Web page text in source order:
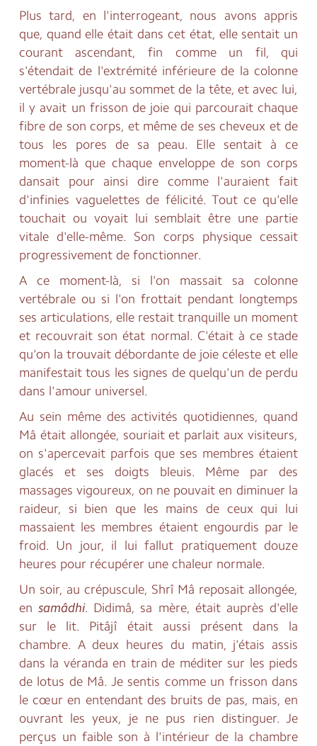
Plus tard, en l'interrogeant, nous avons appris
que, quand elle était dans cet état, elle sentait un
courant ascendant, fin comme un fil, qui
s'étendait de l'extrémité inférieure de la colonne
vertébrale jusqu'au sommet de la tête, et avec lui,
il y avait un frisson de joie qui parcourait chaque
fibre de son corps, et même de ses cheveux et de
tous les pores de sa peau. Elle sentait à ce
moment-là que chaque enveloppe de son corps
dansait pour ainsi dire comme l'auraient fait
d'infinies vaguelettes de félicité. Tout ce qu'elle
touchait ou voyait lui semblait être une partie
vitale d'elle-même. Son corps physique cessait
progressivement de fonctionner.
A ce moment-là, si l'on massait sa colonne
vertébrale ou si l'on frottait pendant longtemps
ses articulations, elle restait tranquille un moment
et recouvrait son état normal. C'était à ce stade
qu'on la trouvait débordante de joie céleste et elle
manifestait tous les signes de quelqu'un de perdu
dans l'amour universel.
Au sein même des activités quotidiennes, quand
Mâ était allongée, souriait et parlait aux visiteurs,
on s'apercevait parfois que ses membres étaient
glacés et ses doigts bleuis. Même par des
massages vigoureux, on ne pouvait en diminuer la
raideur, si bien que les mains de ceux qui lui
massaient les membres étaient engourdis par le
froid. Un jour, il lui fallut pratiquement douze
heures pour récupérer une chaleur normale.
Un soir, au crépuscule, Shrî Mâ reposait allongée,
ensamâdhi. Didimâ, sa mère, était auprès d'elle
sur le lit. Pitâjî était aussi présent dans la
chambre. A deux heures du matin, j'étais assis
dans la véranda en train de méditer sur les pieds
de lotus de Mâ. Je sentis comme un frisson dans
le cœur en entendant des bruits de pas, mais, en
ouvrant les yeux, je ne pus rien distinguer. Je
perçus un faible son à l'intérieur de la chambre